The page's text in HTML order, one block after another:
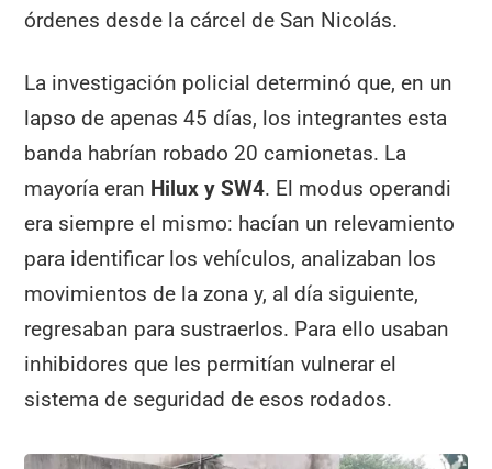
órdenes desde la cárcel de San Nicolás.
La investigación policial determinó que, en un
lapso de apenas 45 días, los integrantes esta
banda habrían robado 20 camionetas. La
mayoría eran Hilux y SW4. El modus operandi
era siempre el mismo: hacían un relevamiento
para identificar los vehículos, analizaban los
movimientos de la zona y, al día siguiente,
regresaban para sustraerlos. Para ello usaban
inhibidores que les permitían vulnerar el
sistema de seguridad de esos rodados.